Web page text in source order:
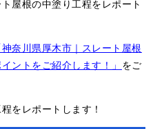
屋根の中塗り工程をレポート
神奈川県厚木市｜スレート屋根
ントをご紹介します！」 をご
をレポートします！